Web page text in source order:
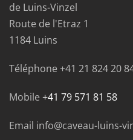
de Luins-Vinzel
Route de l'Etraz 1
1184 Luins
Téléphone +41 21 824 20
Mobile +41 79 571 81 58
Email info@caveau-luins-